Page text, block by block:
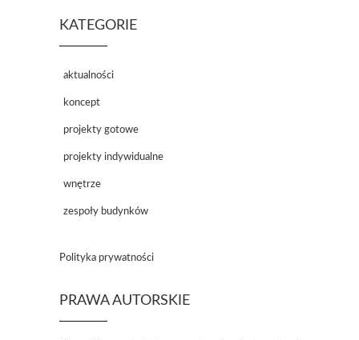
KATEGORIE
aktualności
koncept
projekty gotowe
projekty indywidualne
wnętrze
zespoły budynków
Polityka prywatności
PRAWA AUTORSKIE